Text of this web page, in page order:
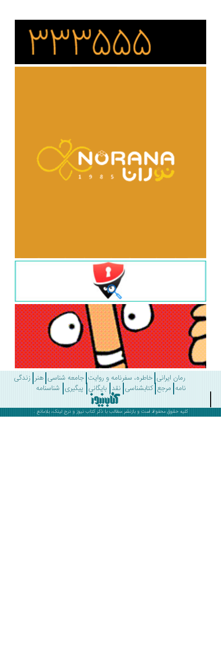
رمان ایرانی خاطره، سفرنامه و روایت جامعه شناسی هنر زندگی
مرجع کتابشناسی نقد بایگانی پیگیری شناسنامه
کلیه حقوق محفوظ است و بازنشر مطالب با ذکرکتاب نیوز و درج لینک، بلامانع .